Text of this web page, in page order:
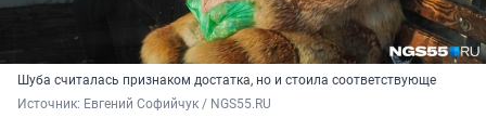
Шуба считалась признаком достатка, но и стоила соответствующе
Источник: Евгений Софийчук / NGS55.RU